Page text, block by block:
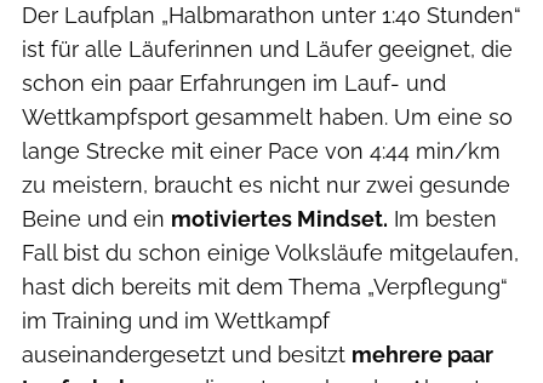
Der Laufplan „Halbmarathon unter 1:40 Stunden“
ist für alle Läuferinnen und Läufer geeignet, die
schon ein paar Erfahrungen im Lauf- und
Wettkampfsport gesammelt haben. Um eine so
lange Strecke mit einer Pace von 4:44 min/km
zu meistern, braucht es nicht nur zwei gesunde
Beine und ein motiviertes Mindset. Im besten
Fall bist du schon einige Volksläufe mitgelaufen,
hast dich bereits mit dem Thema „Verpflegung“
im Training und im Wettkampf
auseinandergesetzt und besitzt mehrere paar